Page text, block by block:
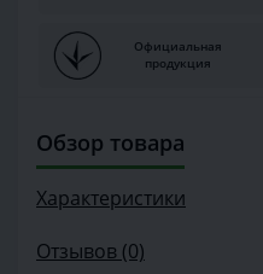
Официальная
продукция
Обзор товара
Характеристики
Отзывов (0)